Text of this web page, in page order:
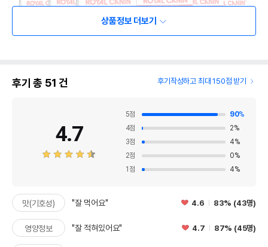
상품정보 더보기
후기 총 51 건 후기작성하고 최대 150점 받기
4.7
5점 90%
4점 2%
3점 4%
2점 0%
1 점 4%
맛(기호성) "잘 먹어요" 4.6 83% (43명)
영양정보 "잘 적혀있어요" 4.7 87% (45명)